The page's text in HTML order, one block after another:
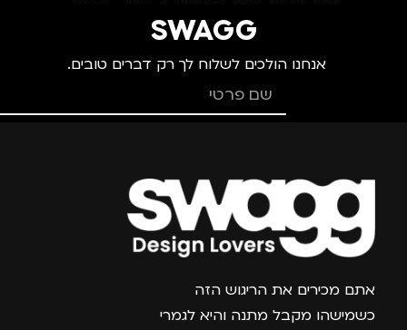
SWAGG
אנחנו הולכים לשלוח לך רק דברים טובים.
צרפו אותי למועדון
אתם מכירים את הריגוש הזה
כשמישהו מקבל מתנה והיא לגמרי